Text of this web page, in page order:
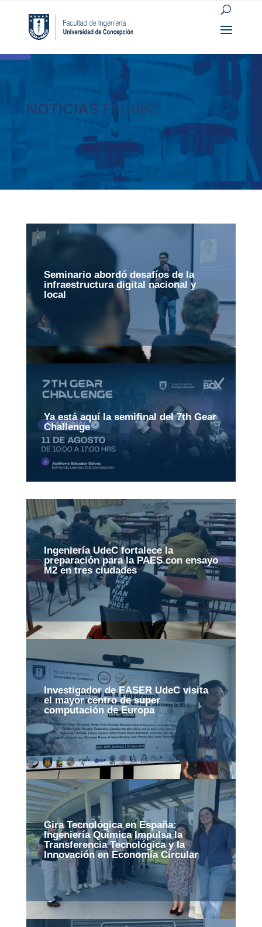
Open toolbar
NOTICIAS FI UdeC
Seminario abordó desafíos de la
infraestructura digital nacional y
local
Ya está aquí la semifinal del 7th Gear
Challenge
Ingeniería UdeC fortalece la
preparación para la PAES con ensayo
M2 en tres ciudades
Investigador de EASER UdeC visita
el mayor centro de super
computación de Europa
Gira Tecnológica en España:
Ingeniería Química Impulsa la
Transferencia Tecnológica y la
Innovación en Economía Circular